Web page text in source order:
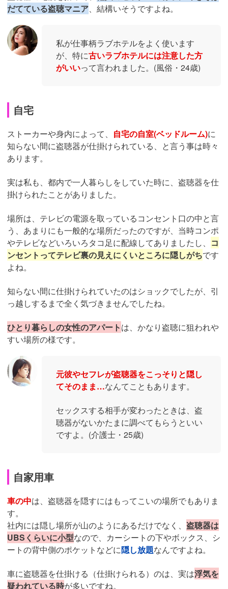
だてている盗聴マニア、結構いそうですよね。
私が仕事柄ラブホテルをよく使います
が、特に古いラブホテルには注意した方
がいいって言われました。(風俗・24歳)
自宅
ストーカーや身内によって、 自宅の自室(ベッドルーム)に
知らない間に盗聴器が仕掛けられている、と言う事は時々
あります。
実は私も、都内で一人暮らしをしていた時に、盗聴器を仕
掛けられたことがありました。
場所は、テレビの電源を取っているコンセント口の中と言
う、あまりにも一般的な場所だったのですが、当時コンポ
やテレビなどいろいろタコ足に配線してありましたし、 コ
ンセントってテレビ裏の見えにくいところに隠しがちです
よね。
知らない間に仕掛けられていたのはショックでしたが、引
っ越しするまで全く気づきませんでしたね。
ひとり暮らしの女性のアパートは、かなり盗聴に狙われや
すい場所の様です。
元彼やセフレが盗聴器をこっそりと隠し
てそのまま…なんてこともあります。
セックスする相手が変わったときは、盗
聴器がないかたまに調べてもらうといい
ですよ。(介護士・25歳)
自家用車
車の中は、盗聴器を隠すにはもってこいの場所でもありま
す。
社内には隠し場所が山のようにあるだけでなく、 盗聴器は
UBSくらいに小型なので、カーシートの下やボックス、シ
ートの背中側のポケットなどに隠し放題なんですよね。
車に盗聴器を仕掛ける（仕掛けられる）のは、実は浮気を
疑われている時が多いですね。